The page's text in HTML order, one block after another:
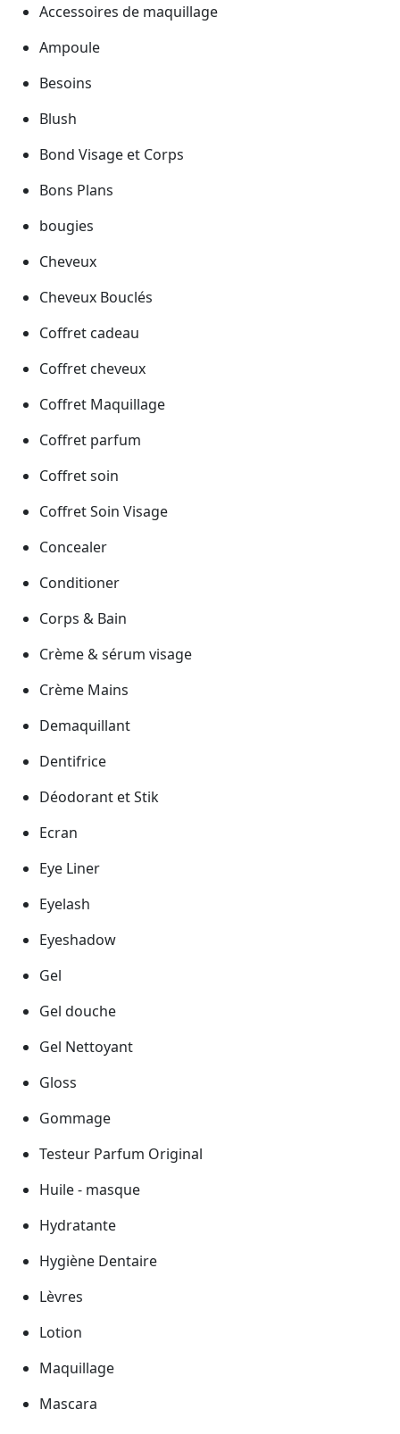
Accessoires de maquillage
Ampoule
Besoins
Blush
Bond Visage et Corps
Bons Plans
bougies
Cheveux
Cheveux Bouclés
Coffret cadeau
Coffret cheveux
Coffret Maquillage
Coffret parfum
Coffret soin
Coffret Soin Visage
Concealer
Conditioner
Corps & Bain
Crème & sérum visage
Crème Mains
Demaquillant
Dentifrice
Déodorant et Stik
Ecran
Eye Liner
Eyelash
Eyeshadow
Gel
Gel douche
Gel Nettoyant
Gloss
Gommage
Testeur Parfum Original
Huile - masque
Hydratante
Hygiène Dentaire
Lèvres
Lotion
Maquillage
Mascara